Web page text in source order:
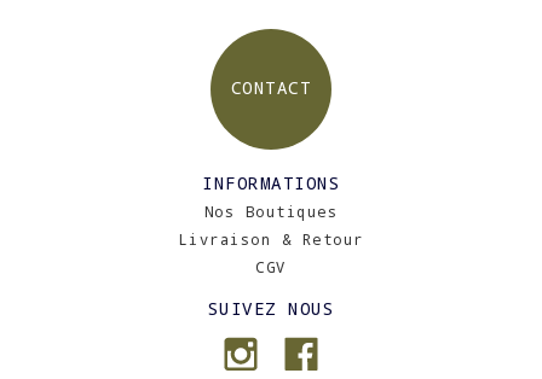
CONTACT
INFORMATIONS
Nos Boutiques
Livraison & Retour
CGV
SUIVEZ NOUS